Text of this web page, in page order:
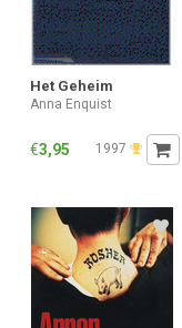
Het Geheim
Anna Enquist
€3,95 1997